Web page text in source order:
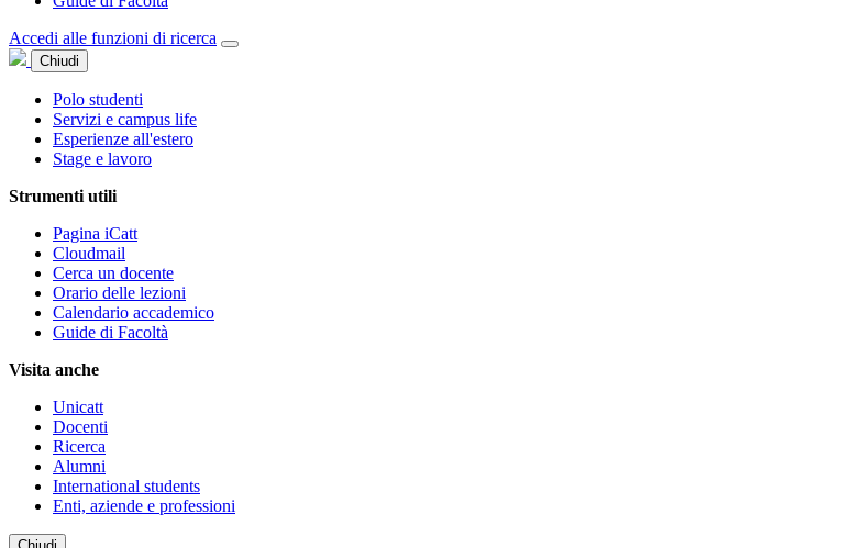
Accedi alle funzioni di ricerca
Chiudi
Polo studenti
Servizi e campus life
Esperienze all'estero
Stage e lavoro
Strumenti utili
Pagina iCatt
Cloudmail
Cerca un docente
Orario delle lezioni
Calendario accademico
Guide di Facoltà
Visita anche
Unicatt
Docenti
Ricerca
Alumni
International students
Enti, aziende e professioni